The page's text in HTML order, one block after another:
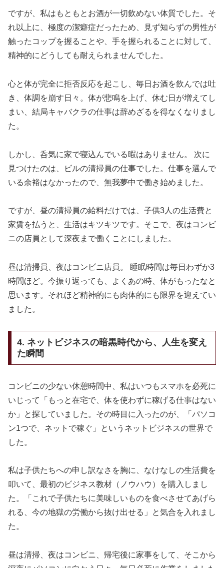
ですが、私はもともとお酒が一切飲めない体質でした。そ
れ以上に、極度の潔癖症だったため、見ず知らずの男性が
触ったコップを握ることや、手を握られることに対して、
精神的にどうしても耐えられませんでした。
心と体が完全に拒否反応を起こし、毎日お酒を飲んでは吐
き、体調を崩す日々。体が悲鳴を上げ、休む日が増えてし
まい、結局キャバクラの仕事は辞めざるを得なくなりまし
た。
しかし、呑気に家で寝込んでいる暇はありません。 次に
見つけたのは、ビルの清掃員の仕事でした。仕事を選んで
いる余裕はなかったので、無我夢中で働き始めました。
ですが、昼の清掃員の給料だけでは、子供3人の生活費と
家賃を払うと、生活はキツキツです。そこで、夜はコンビ
ニの店員として深夜まで働くことにしました。
昼は清掃員、夜はコンビニ店員。 睡眠時間は毎日わずか3
時間ほど。今振り返っても、よくあの時、体がもったなと
思います。それほど精神的にも肉体的にも限界を迎えてい
ました。
4. ネットビジネスの暗黒時代から、人生を変え
た瞬間
コンビニの少ない休憩時間中、私はいつもスマホを必死に
いじって「もっと在宅で、体を使わずに稼げる仕事はない
か」と探していました。その時目に入ったのが、「パソコ
ン1つで、ネットで稼ぐ」というネットビジネスの世界で
した。
私は子供たちへの申し訳なさを胸に、なけなしの生活費を
叩いて、最初のビジネス教材（ノウハウ）を購入しまし
た。「これで子供たちに美味しいものを食べさせてあげら
れる、今の地獄の労働から抜け出せる」と気合を入れまし
た。
昼は清掃、夜はコンビニ、帰宅後に家事をして、そこから